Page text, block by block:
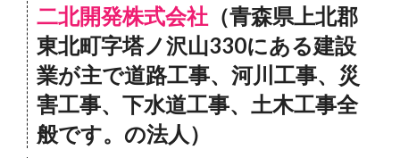
二北開発株式会社 （青森県上北郡
東北町字塔ノ沢山330にある建設
業が主で道路工事、河川工事、災
害工事、下水道工事、土木工事全
般です。の法人）